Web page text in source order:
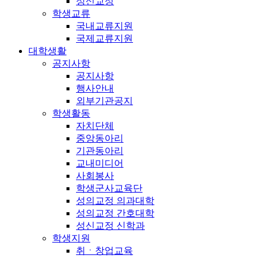
학생교류
국내교류지원
국제교류지원
대학생활
공지사항
공지사항
행사안내
외부기관공지
학생활동
자치단체
중앙동아리
기관동아리
교내미디어
사회봉사
학생군사교육단
성의교정 의과대학
성의교정 간호대학
성신교정 신학과
학생지원
취ㆍ창업교육